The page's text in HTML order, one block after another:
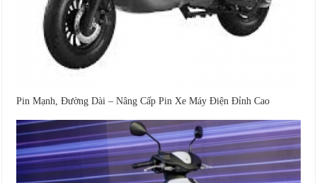
Pin Mạnh, Đường Dài – Nâng Cấp Pin Xe Máy Điện Đỉnh Cao